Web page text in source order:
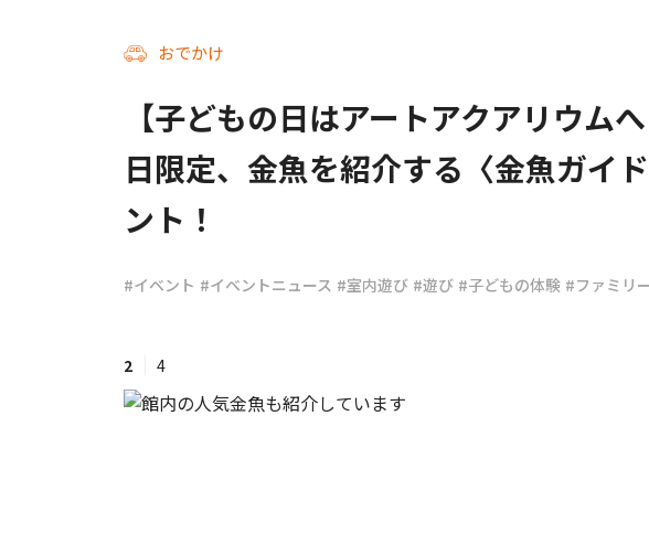
#渡邊大地の令和的ワーパパ道
おでかけ
【子どもの日はアートアクアリウム
日限定、金魚を紹介する〈金魚ガイ
ント！
#イベント #イベントニュース #室内遊び #遊び #子どもの体験 #ファミリ
2 4